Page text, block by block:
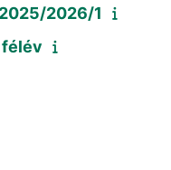
2026/1
félév